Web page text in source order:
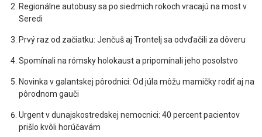
Regionálne autobusy sa po siedmich rokoch vracajú na most v
Seredi
Prvý raz od začiatku: Jenčuš aj Trontelj sa odvďačili za dôveru
Spomínali na rómsky holokaust a pripomínali jeho posolstvo
Novinka v galantskej pôrodnici: Od júla môžu mamičky rodiť aj na
pôrodnom gauči
Urgent v dunajskostredskej nemocnici: 40 percent pacientov
prišlo kvôli horúčavám